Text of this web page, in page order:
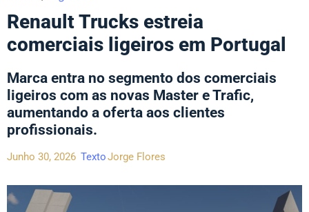
Renault Trucks estreia
comerciais ligeiros em Portugal
Marca entra no segmento dos comerciais
ligeiros com as novas Master e Trafic,
aumentando a oferta aos clientes
profissionais.
Junho 30, 2026 TextoJorge Flores